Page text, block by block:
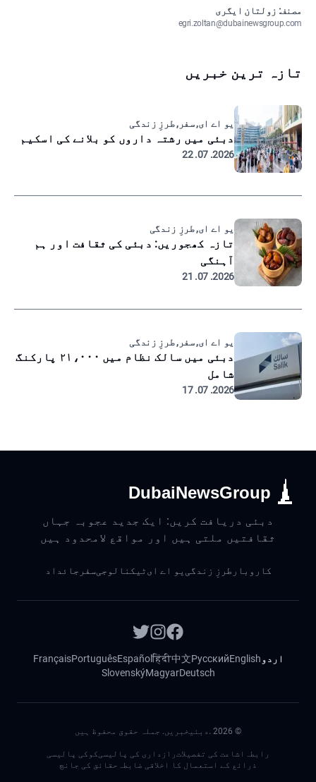
مصنف: زولتان ایگری
egri.zoltan@dubainewsgroup.com
تازہ ترین خبریں
یو اے ای, سفر, طرزِ زندگی
دبئی میں رشتہ داروں کو بلانے کی اسکیم
2026. 07. 22
یو اے ای, طرزِ زندگی
تازہ کھجوریں: دبئی کی ثقافت اور ہم
آہنگی
2026. 07. 21
یو اے ای, سفر, طرزِ زندگی
دبئی میں سالک نظام میں ۲۱،۰۰۰ پارکنگ
شامل
2026. 07. 17
DubaiNewsGroup
دبئی دریافت کریں: ایک جدید عجوبہ جہاں
ثقافتیں ملتی ہیں اور مواقع لامحدود ہیں
کاروبار طرزِ زندگی یو اے ایٹیکنالوجیسفر جائداد
اردو English
Русский
中文
हिंदी
Español
Português
Français
Deutsch
Magyar
Slovenský
©
2026 .دبئیخبریں. جملہ حقوق محفوظ ہیں
رابطہ اشاعت کی تفصیلاترازداری کی پالیسیکوکی پالیسی
ذرائع کے استعمال کا اخلاقی ضابطہ حقائق کی جانچ